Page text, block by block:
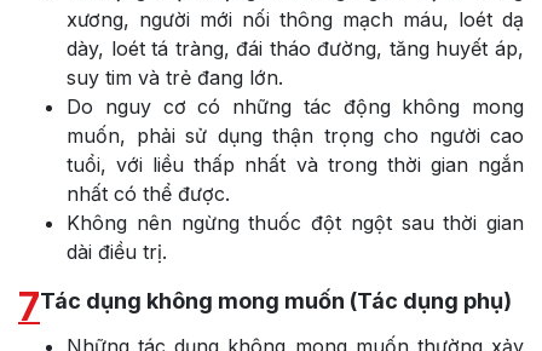
xương, người mới nối thông mạch máu, loét dạ
dày, loét tá tràng, đái tháo đường, tăng huyết áp,
suy tim và trẻ đang lớn.
Do nguy cơ có những tác động không mong
muốn, phải sử dụng thận trọng cho người cao
tuổi, với liều thấp nhất và trong thời gian ngắn
nhất có thể được.
Không nên ngừng thuốc đột ngột sau thời gian
dài điều trị.
7Tác dụng không mong muốn (Tác dụng phụ)
Những tác dụng không mong muốn thường xảy